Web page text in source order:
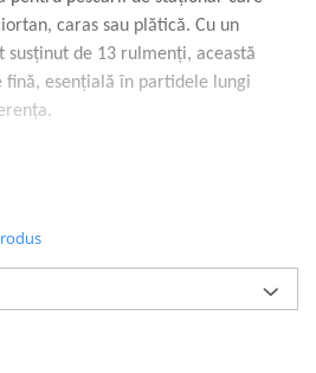
caras sau plătică. Cu un
susținut de 13 rulmenți, această
esențială în partidele lungi
fluidă chiar și sub